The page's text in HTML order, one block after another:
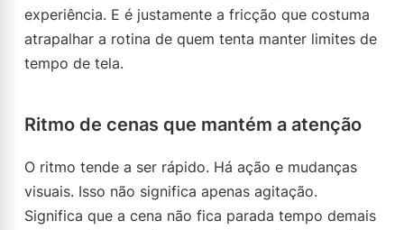
experiência. E é justamente a fricção que costuma
atrapalhar a rotina de quem tenta manter limites de
tempo de tela.
Ritmo de cenas que mantém a atenção
O ritmo tende a ser rápido. Há ação e mudanças
visuais. Isso não significa apenas agitação.
Significa que a cena não fica parada tempo demais